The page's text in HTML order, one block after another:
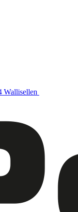
Wallisellen